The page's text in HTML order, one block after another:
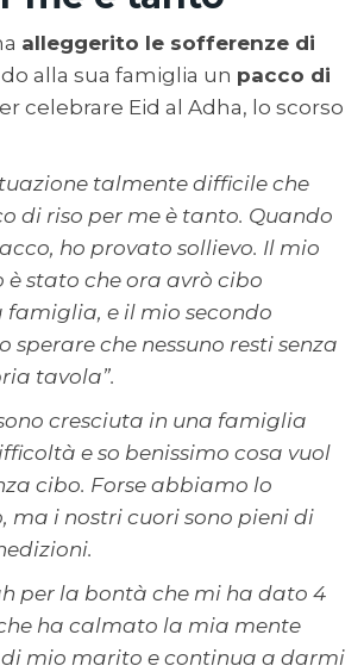
alleggerito le sofferenze di
alla sua famiglia un pacco di
celebrare Eid al Adha, lo scorso
talmente difficile che
di riso per me è tanto. Quando
ho provato sollievo. Il mio
è stato che ora avrò cibo
famiglia, e il mio secondo
sperare che nessuno resti senza
tavola”.
cresciuta in una famiglia
e so benissimo cosa vuol
cibo. Forse abbiamo lo
ma i nostri cuori sono pieni di
per la bontà che mi ha dato 4
ha calmato la mia mente
mio marito e continua a darmi